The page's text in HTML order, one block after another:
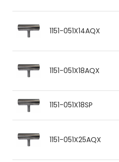
1151-051X14AQX
1151-051X18AQX
1151-051X18SP
1151-051X25AQX